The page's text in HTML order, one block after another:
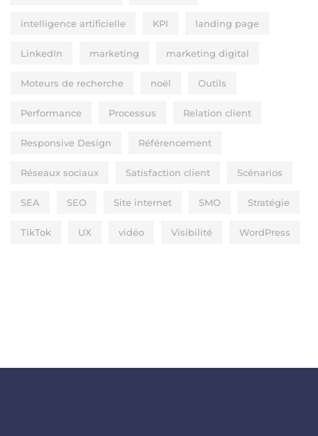
intelligence artificielle KPI landing page
LinkedIn marketing marketing digital
Moteurs de recherche noël Outils
Performance Processus Relation client
Responsive Design Référencement
Réseaux sociaux Satisfaction client Scénarios
SEA SEO Site internet SMO Stratégie
TikTok UX vidéo Visibilité WordPress